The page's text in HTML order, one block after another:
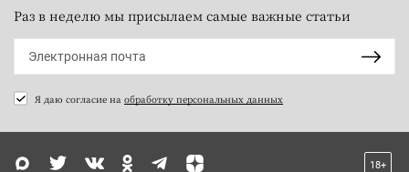
Раз в неделю мы присылаем самые важные статьи
Я даю согласие на обработку персональных данных
18+